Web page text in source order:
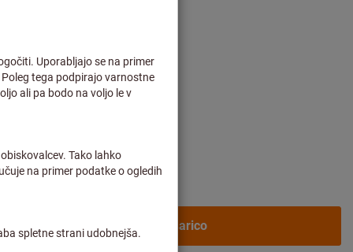
stranke poprijavi.
V košarico